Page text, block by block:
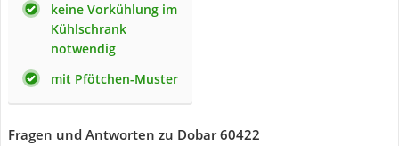
keine Vorkühlung im
Kühlschrank
notwendig
mit Pfötchen-Muster
Fragen und Antworten zu Dobar 60422